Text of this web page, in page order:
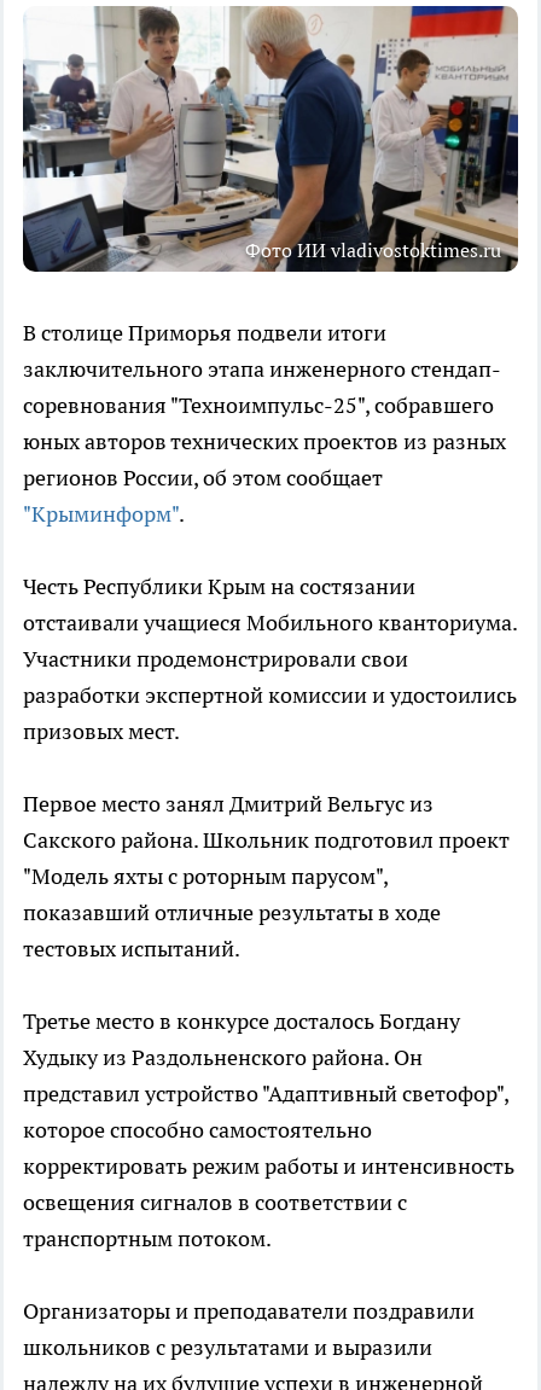
Фото ИИ vladivostoktimes.ru
В столице Приморья подвели итоги
заключительного этапа инженерного стендап-
соревнования "Техноимпульс-25", собравшего
юных авторов технических проектов из разных
регионов России, об этом сообщает
"Крыминформ".
Честь Республики Крым на состязании
отстаивали учащиеся Мобильного кванториума.
Участники продемонстрировали свои
разработки экспертной комиссии и удостоились
призовых мест.
Первое место занял Дмитрий Вельгус из
Сакского района. Школьник подготовил проект
"Модель яхты с роторным парусом",
показавший отличные результаты в ходе
тестовых испытаний.
Третье место в конкурсе досталось Богдану
Худыку из Раздольненского района. Он
представил устройство "Адаптивный светофор",
которое способно самостоятельно
корректировать режим работы и интенсивность
освещения сигналов в соответствии с
транспортным потоком.
Организаторы и преподаватели поздравили
школьников с результатами и выразили
надежду на их будущие успехи в инженерной